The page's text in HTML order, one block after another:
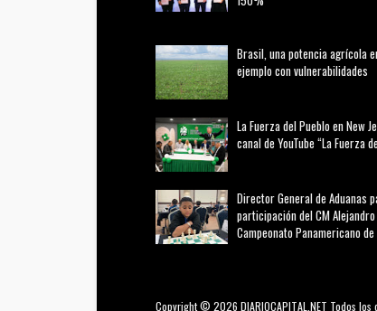
Brasil, una potencia agrícola
ejemplo con vulnerabilidades
La Fuerza del Pueblo en New
canal de YouTube “La Fuerza
Director General de Aduanas
participación del CM
Campeonato Panamericano
Copyright © 2026 DIARIOCAPITAL.NET Todos